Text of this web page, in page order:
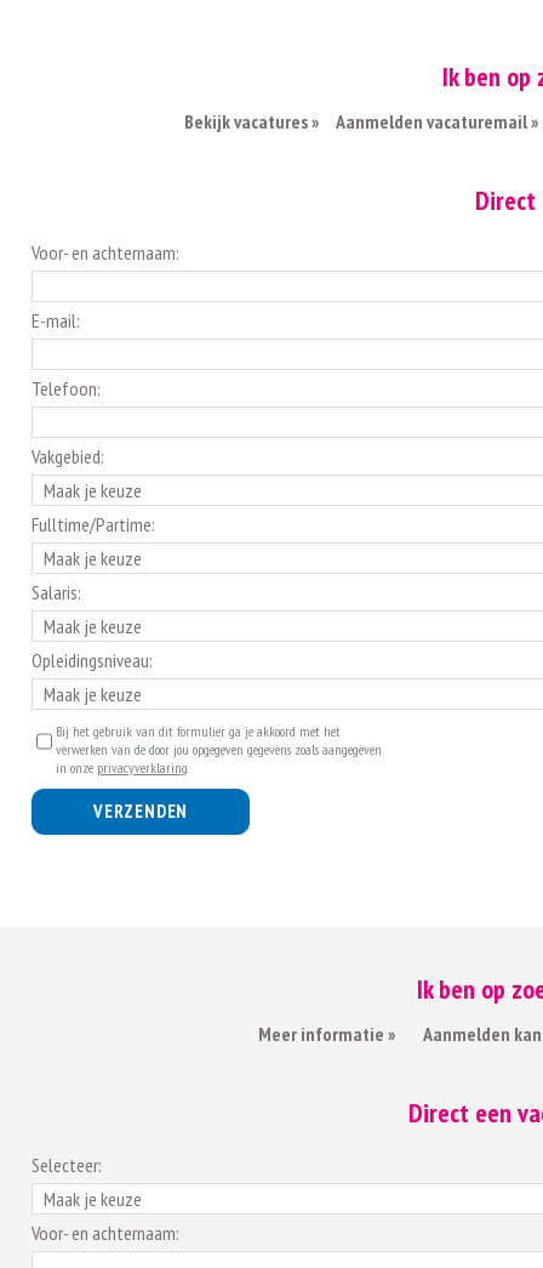
Ik ben op
Bekijk vacatures » Aanmelden vacaturemail »
Voor- en achternaam:
E-mail:
Telefoon:
Vakgebied:
Fulltime/Partime:
Salaris:
Opleidingsniveau:
Bij het gebruik van dit formulier ga je akkoord met het
verwerken van de door jou opgegeven gegevens zoals aangegeven
in onze privacyverklaring
VERZENDEN
Ik ben op
Meer informatie » Aanmelden
Direct een
Selecteer:
Voor- en achternaam: